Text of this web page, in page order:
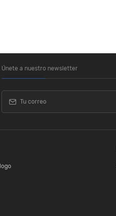
Únete a nuestro newsletter